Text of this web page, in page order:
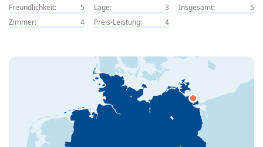
Freundlichkeit:
5 Lage: 3 Insgesamt:
5
Zimmer:
4 Preis-Leistung: 4